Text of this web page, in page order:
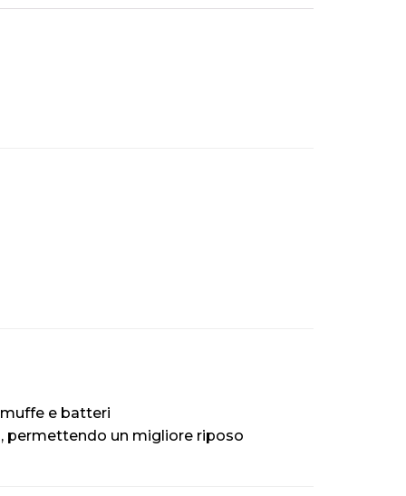
e batteri
permettendo un migliore riposo